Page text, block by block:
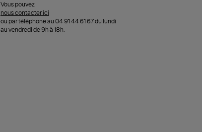
Vous pouvez
nous contacter ici
ou par téléphone au 04 91 44 61 67 du lundi
au vendredi de 9h à 18h.